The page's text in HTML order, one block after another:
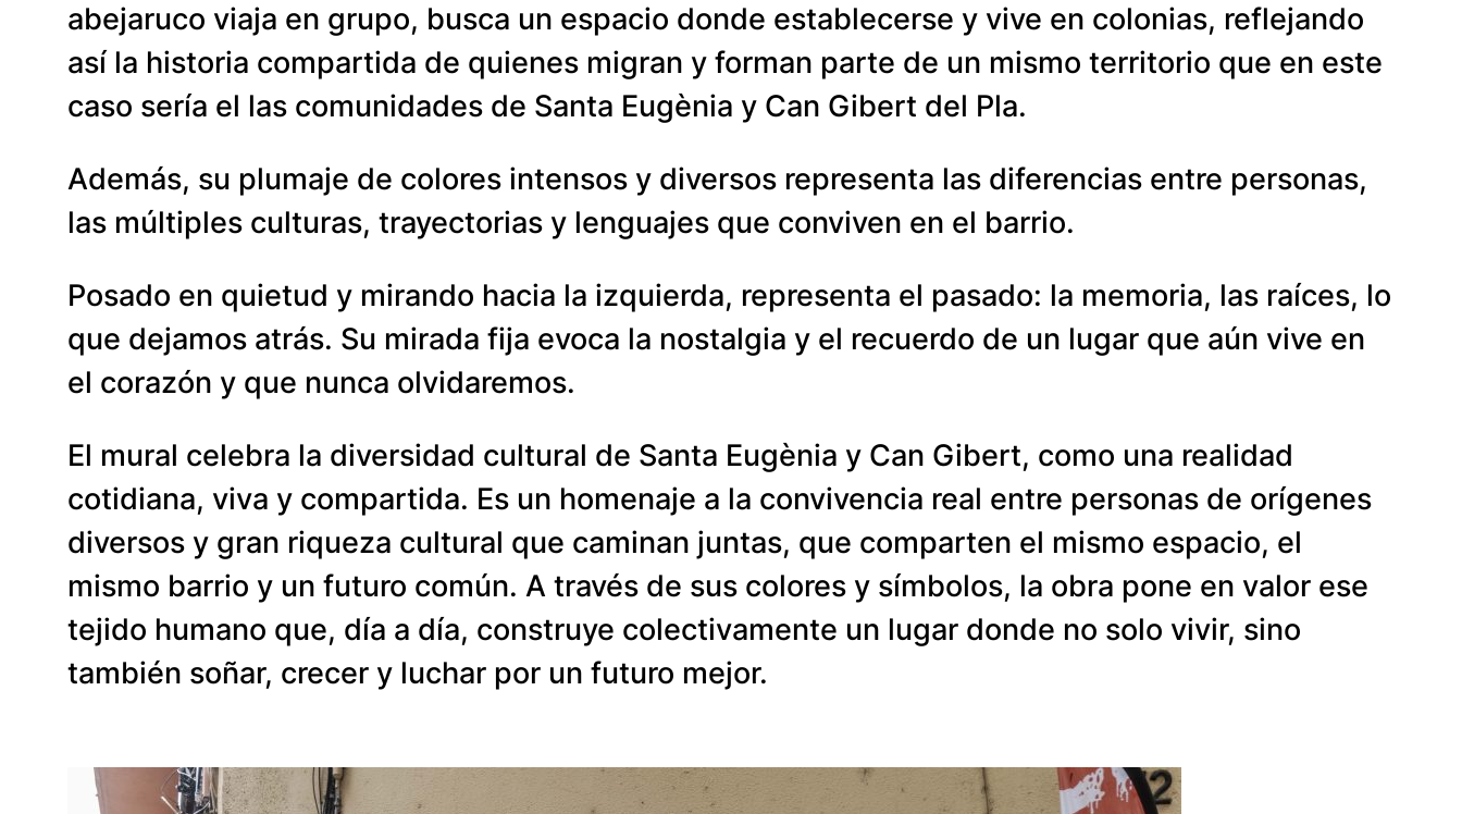
abejaruco viaja en grupo, busca un espacio donde establecerse y vive en colonias, reflejando
así la historia compartida de quienes migran y forman parte de un mismo territorio que en este
caso sería el las comunidades de Santa Eugènia y Can Gibert del Pla.
Además, su plumaje de colores intensos y diversos representa las diferencias entre personas,
las múltiples culturas, trayectorias y lenguajes que conviven en el barrio.
Posado en quietud y mirando hacia la izquierda, representa el pasado: la memoria, las raíces, lo
que dejamos atrás. Su mirada fija evoca la nostalgia y el recuerdo de un lugar que aún vive en
el corazón y que nunca olvidaremos.
El mural celebra la diversidad cultural de Santa Eugènia y Can Gibert, como una realidad
cotidiana, viva y compartida. Es un homenaje a la convivencia real entre personas de orígenes
diversos y gran riqueza cultural que caminan juntas, que comparten el mismo espacio, el
mismo barrio y un futuro común. A través de sus colores y símbolos, la obra pone en valor ese
tejido humano que, día a día, construye colectivamente un lugar donde no solo vivir, sino
también soñar, crecer y luchar por un futuro mejor.